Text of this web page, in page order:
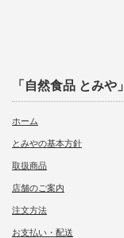
「自然食品 とみや」
ホーム
とみやの基本方針
取扱商品
店舗のご案内
注文方法
お支払い・配送